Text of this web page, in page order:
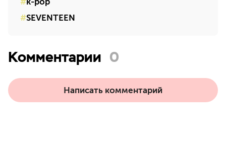
SEVENTEEN
Комментарии 0
Написать комментарий